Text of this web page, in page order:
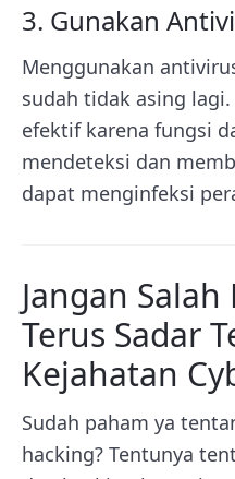
3. Gunakan
Menggunakan
sudah tidak asing
efektif karena fungsi
mendeteksi dan
dapat menginfeksi
Jangan
Terus Sadar
Kejahatan
Sudah paham ya
hacking? Tentunya